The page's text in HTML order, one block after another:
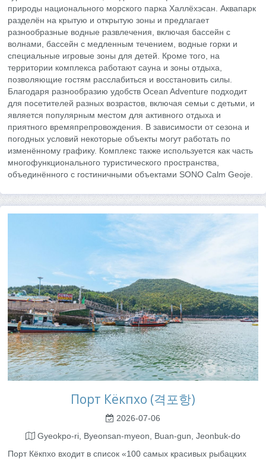
природы национального морского парка Халлёхэсан. Аквапарк
разделён на крытую и открытую зоны и предлагает
разнообразные водные развлечения, включая бассейн с
волнами, бассейн с медленным течением, водные горки и
специальные игровые зоны для детей. Кроме того, на
территории комплекса работают сауна и зоны отдыха,
позволяющие гостям расслабиться и восстановить силы.
Благодаря разнообразию удобств Ocean Adventure подходит
для посетителей разных возрастов, включая семьи с детьми, и
является популярным местом для активного отдыха и
приятного времяпрепровождения. В зависимости от сезона и
погодных условий некоторые объекты могут работать по
изменённому графику. Комплекс также используется как часть
многофункционального туристического пространства,
объединённого с гостиничными объектами SONO Calm Geoje.
Порт Кёкпхо (격포항)
2026-07-06
Gyeokpo-ri, Byeonsan-myeon, Buan-gun, Jeonbuk-do
Порт Кёкпхо входит в список «100 самых красивых рыбацких